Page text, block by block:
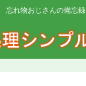
忘れ物おじさんの備忘録